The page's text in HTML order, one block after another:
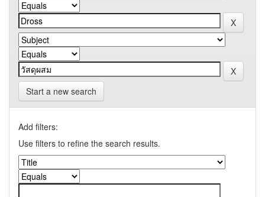
Start a new search
Add filters:
Use filters to refine the search results.